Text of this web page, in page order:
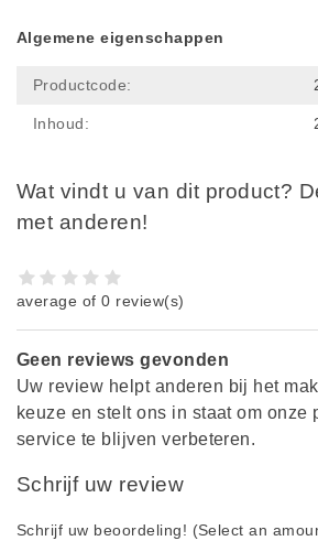
Algemene eigenschappen
Productcode:
Inhoud:
Wat vindt u van dit product?
met anderen!
average of 0 review(s)
Geen reviews gevonden
Uw review helpt anderen bij het
keuze en stelt ons in staat om onze
service te blijven verbeteren.
Schrijf uw review
Schrijf uw beoordeling! (Select an